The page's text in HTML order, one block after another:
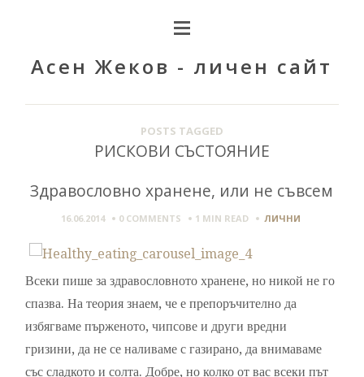
Асен Жеков - личен сайт
POSTS TAGGED
РИСКОВИ СЪСТОЯНИЕ
Здравословно хранене, или не съвсем
16.06.2014 0 COMMENTS 1 MIN READ ЛИЧНИ
Всеки пише за здравословното хранене, но никой не го
спазва. На теория знаем, че е препоръчително да
избягваме пърженото, чипсове и други вредни
гризини, да не се наливаме с газирано, да внимаваме
със сладкото и солта. Добре, но колко от вас всеки път